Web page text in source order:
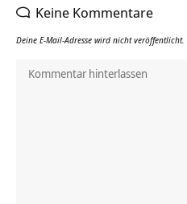
Keine Kommentare
Deine E-Mail-Adresse wird nicht veröffentlicht.